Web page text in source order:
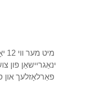
ינאַגריישאַן פון
פאַרלאָזלעך און